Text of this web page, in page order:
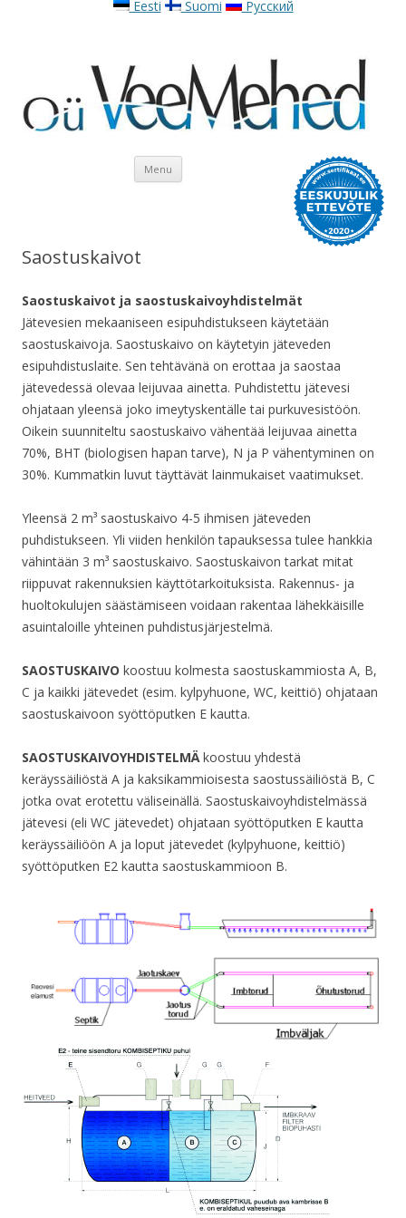
Eesti Suomi Русский
Menu Skip to content
Saostuskaivot
Saostuskaivot ja saostuskaivoyhdistelmät
Jätevesien mekaaniseen esipuhdistukseen käytetään
saostuskaivoja. Saostuskaivo on käytetyin jäteveden
esipuhdistuslaite. Sen tehtävänä on erottaa ja saostaa
jätevedessä olevaa leijuvaa ainetta. Puhdistettu jätevesi
ohjataan yleensä joko imeytyskentälle tai purkuvesistöön.
Oikein suunniteltu saostuskaivo vähentää leijuvaa ainetta
70%, BHT (biologisen hapan tarve), N ja P vähentyminen on
30%. Kummatkin luvut täyttävät lainmukaiset vaatimukset.
Yleensä 2 m³ saostuskaivo 4-5 ihmisen jäteveden
puhdistukseen. Yli viiden henkilön tapauksessa tulee hankkia
vähintään 3 m³ saostuskaivo. Saostuskaivon tarkat mitat
riippuvat rakennuksien käyttötarkoituksista. Rakennus- ja
huoltokulujen säästämiseen voidaan rakentaa lähekkäisille
asuintaloille yhteinen puhdistusjärjestelmä.
SAOSTUSKAIVO koostuu kolmesta saostuskammiosta A, B,
C ja kaikki jätevedet (esim. kylpyhuone, WC, keittiö) ohjataan
saostuskaivoon syöttöputken E kautta.
SAOSTUSKAIVOYHDISTELMÄkoostuu yhdestä
keräyssäiliöstä A ja kaksikammioisesta saostussäiliöstä B, C
jotka ovat erotettu väliseinällä. Saostuskaivoyhdistelmässä
jätevesi (eli WC jätevedet) ohjataan syöttöputken E kautta
keräyssäiliöön A ja loput jätevedet (kylpyhuone, keittiö)
syöttöputken E2 kautta saostuskammioon B.